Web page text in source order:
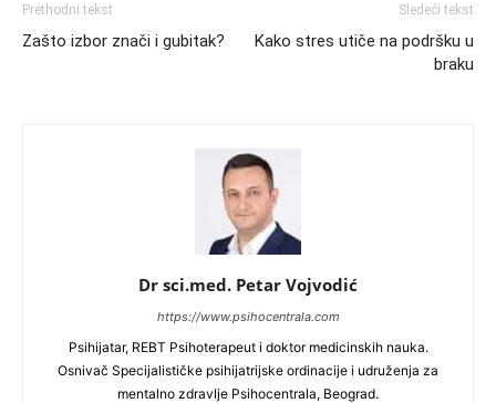
Prethodni tekst
Zašto izbor znači i gubitak?
Sledeći tekst
Kako stres utiče na podršku u
braku
Dr sci.med. Petar Vojvodić
https://www.psihocentrala.com
Psihijatar, REBT Psihoterapeut i doktor medicinskih nauka.
Osnivač Specijalističke psihijatrijske ordinacije i udruženja za
mentalno zdravlje Psihocentrala, Beograd.